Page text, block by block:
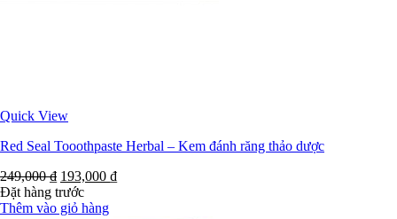
Quick View
Red Seal Tooothpaste Herbal – Kem đánh răng thảo dược
249,000₫ 193,000 ₫
Đặt hàng trước
Thêm vào giỏ hàng